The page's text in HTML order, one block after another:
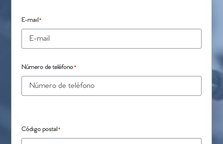
E-mail*
Número de teléfono*
Código postal*